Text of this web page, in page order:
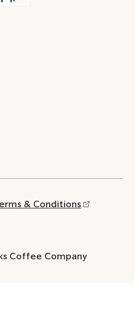
& Conditions
Coffee Company